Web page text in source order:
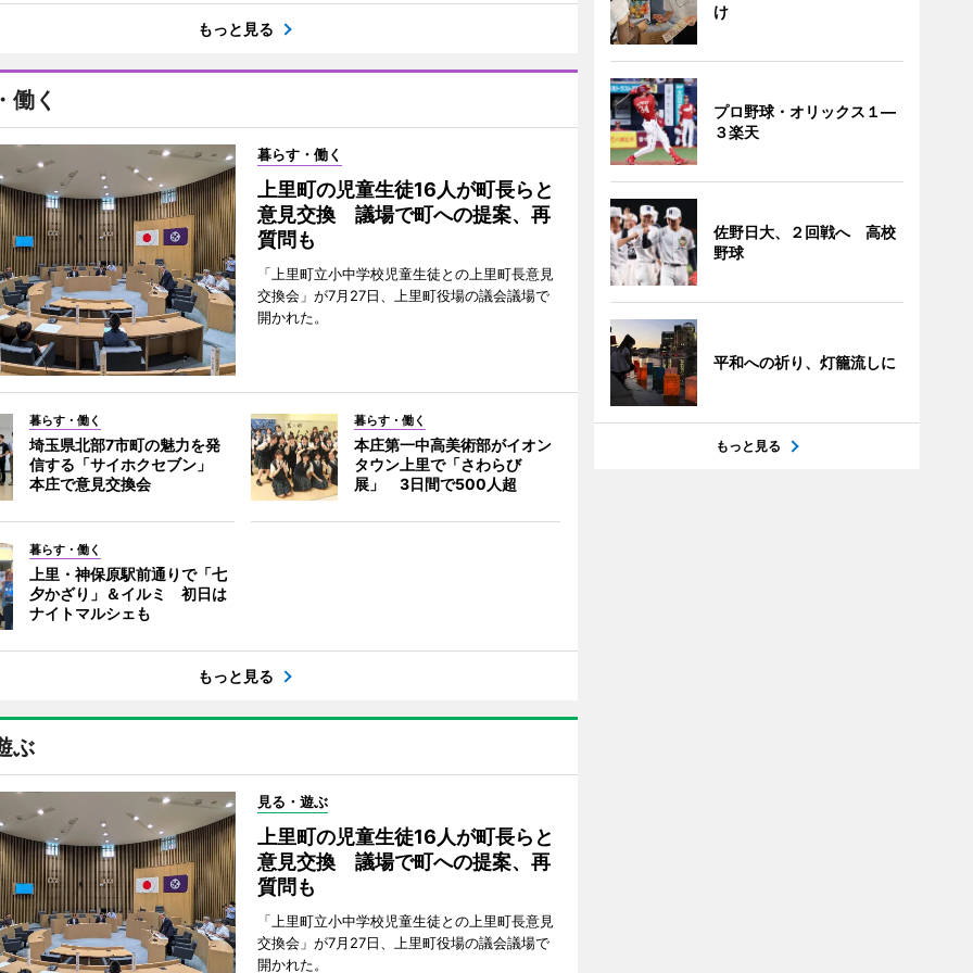
もっと見る
働く
暮らす・働く
上里町の児童生徒16人が町長らと
意見交換 議場で町への提案、再
質問も
「上里町立小中学校児童生徒との上里町長意見
交換会」が7月27日、上里町役場の議会議場で
開かれた。
暮らす・働く
埼玉県北部7市町の魅力を発
信する「サイホクセブン」
本庄で意見交換会
暮らす・働く
本庄第一中高美術部がイオン
タウン上里で「さわらび
展」 3日間で500人超
暮らす・働く
上里・神保原駅前通りで「七
夕かざり」＆イルミ 初日は
ナイトマルシェも
もっと見る
ぶ
見る・遊ぶ
上里町の児童生徒16人が町長らと
意見交換 議場で町への提案、再
質問も
「上里町立小中学校児童生徒との上里町長意見
交換会」が7月27日、上里町役場の議会議場で
開かれた。
け
プロ野球・オリックス１―
３楽天
佐野日大、２回戦へ 高校
野球
平和への祈り、灯籠流しに
もっと見る